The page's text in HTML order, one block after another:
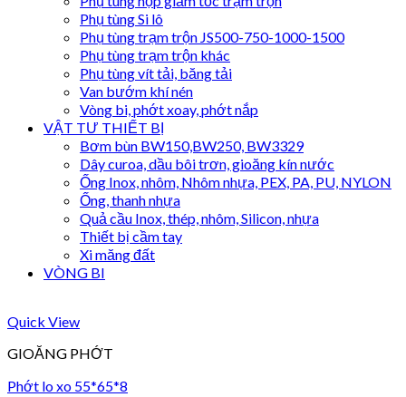
Phụ tùng Si lô
Phụ tùng trạm trộn JS500-750-1000-1500
Phụ tùng trạm trộn khác
Phụ tùng vít tải, băng tải
Van bướm khí nén
Vòng bi, phớt xoay, phớt nắp
VẬT TƯ THIẾT BỊ
Bơm bùn BW150,BW250, BW3329
Dây curoa, dầu bôi trơn, gioăng kín nước
Ống Inox, nhôm, Nhôm nhựa, PEX, PA, PU, NYLON
Ống, thanh nhựa
Quả cầu Inox, thép, nhôm, Silicon, nhựa
Thiết bị cầm tay
Xi măng đất
VÒNG BI
Quick View
GIOĂNG PHỚT
Phớt lo xo 55*65*8